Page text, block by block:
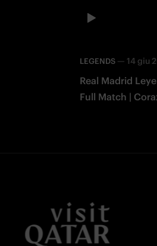
LEGENDS— 14 giu
Real Madrid
Full Match |